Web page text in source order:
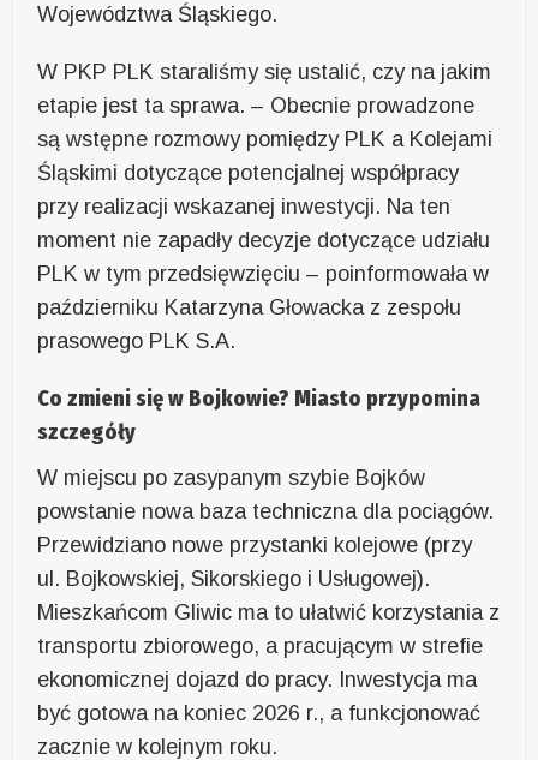
Województwa Śląskiego.
W PKP PLK staraliśmy się ustalić, czy na jakim
etapie jest ta sprawa. – Obecnie prowadzone
są wstępne rozmowy pomiędzy PLK a Kolejami
Śląskimi dotyczące potencjalnej współpracy
przy realizacji wskazanej inwestycji. Na ten
moment nie zapadły decyzje dotyczące udziału
PLK w tym przedsięwzięciu – poinformowała w
październiku Katarzyna Głowacka z zespołu
prasowego PLK S.A.
Co zmieni się w Bojkowie? Miasto przypomina
szczegóły
W miejscu po zasypanym szybie Bojków
powstanie nowa baza techniczna dla pociągów.
Przewidziano nowe przystanki kolejowe (przy
ul. Bojkowskiej, Sikorskiego i Usługowej).
Mieszkańcom Gliwic ma to ułatwić korzystania z
transportu zbiorowego, a pracującym w strefie
ekonomicznej dojazd do pracy. Inwestycja ma
być gotowa na koniec 2026 r., a funkcjonować
zacznie w kolejnym roku.